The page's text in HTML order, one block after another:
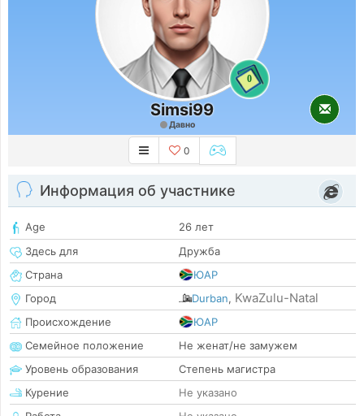
0
Simsi99
Давно
0
Информация об участнике
Age
26 лет
Здесь для
Дружба
Страна
ЮАР
Город
Durban, KwaZulu-Natal
Происхождение
ЮАР
Семейное положение
Не женат/не замужем
Уровень образования
Степень магистра
Курение
Не указано